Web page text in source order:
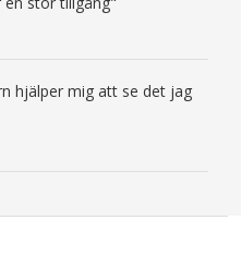
hjälper mig att se det jag